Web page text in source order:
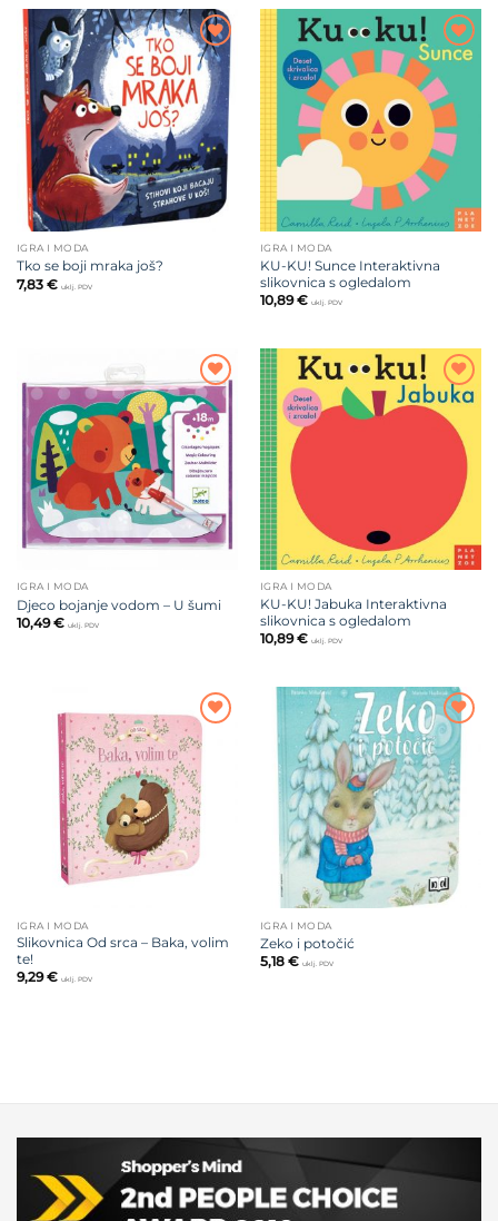
Dodajte
na listu
želja
IGRA I MODA
Tko se boji mraka još?
7,83 € uklj. PDV
Dodajte
na listu
želja
IGRA I MODA
KU-KU! Sunce Interaktivna
slikovnica s ogledalom
10,89€ uklj. PDV
Dodajte
na listu
želja
IGRA I MODA
Djeco bojanje vodom – U šumi
10,49€ uklj. PDV
Dodajte
na listu
želja
IGRA I MODA
KU-KU! Jabuka Interaktivna
slikovnica s ogledalom
10,89€ uklj. PDV
Dodajte
na listu
želja
IGRA I MODA
Slikovnica Od srca – Baka, volim
te!
9,29€ uklj. PDV
Dodajte
na listu
želja
IGRA I MODA
Zeko i potočić
5,18 € uklj. PDV